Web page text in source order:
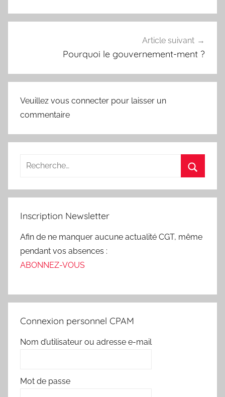
Article suivant
Pourquoi le gouvernement-ment ?
Veuillez vous connecter pour laisser un
commentaire
Inscription Newsletter
Afin de ne manquer aucune actualité CGT, même
pendant vos absences :
ABONNEZ-VOUS
Connexion personnel CPAM
Nom d’utilisateur ou adresse e-mail
Mot de passe